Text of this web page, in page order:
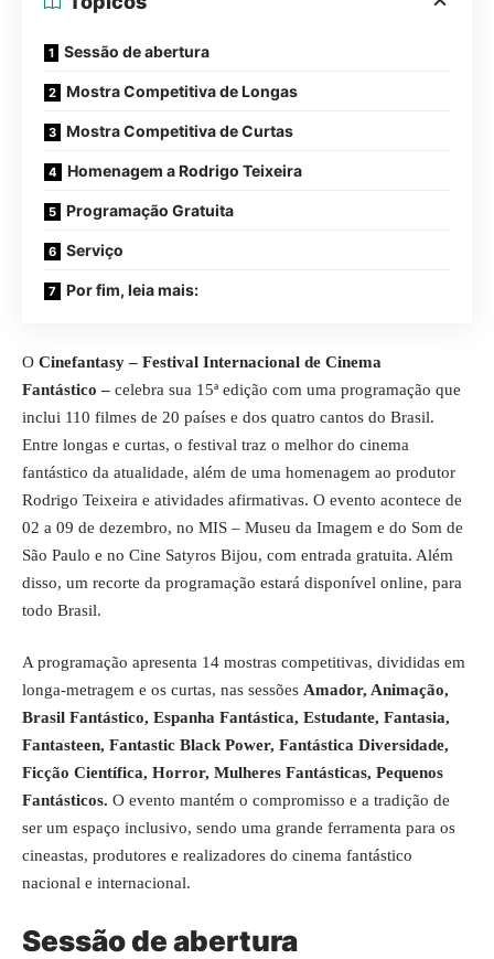
Sessão de abertura
Mostra Competitiva de Longas
Mostra Competitiva de Curtas
Homenagem a Rodrigo Teixeira
Programação Gratuita
Serviço
Por fim, leia mais:
O Cinefantasy – Festival Internacional de Cinema
Fantástico – celebra sua 15ª edição com uma programação que
inclui 110 filmes de 20 países e dos quatro cantos do Brasil.
Entre longas e curtas, o festival traz o melhor do cinema
fantástico da atualidade, além de uma homenagem ao produtor
Rodrigo Teixeira e atividades afirmativas. O evento acontece de
02 a 09 de dezembro, no MIS – Museu da Imagem e do Som de
São Paulo e no Cine Satyros Bijou, com entrada gratuita. Além
disso, um recorte da programação estará disponível online, para
todo Brasil.
A programação apresenta 14 mostras competitivas, divididas em
longa-metragem e os curtas, nas sessões Amador, Animação,
Brasil Fantástico, Espanha Fantástica, Estudante, Fantasia,
Fantasteen, Fantastic Black Power, Fantástica Diversidade,
Ficção Científica, Horror, Mulheres Fantásticas, Pequenos
Fantásticos. O evento mantém o compromisso e a tradição de
ser um espaço inclusivo, sendo uma grande ferramenta para os
cineastas, produtores e realizadores do cinema fantástico
nacional e internacional.
Sessão de abertura